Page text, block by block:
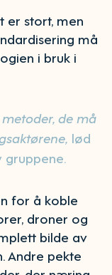
er stort, men
må
i bruk i
de må
lød
for å koble
droner og
bilde av
Andre pekte